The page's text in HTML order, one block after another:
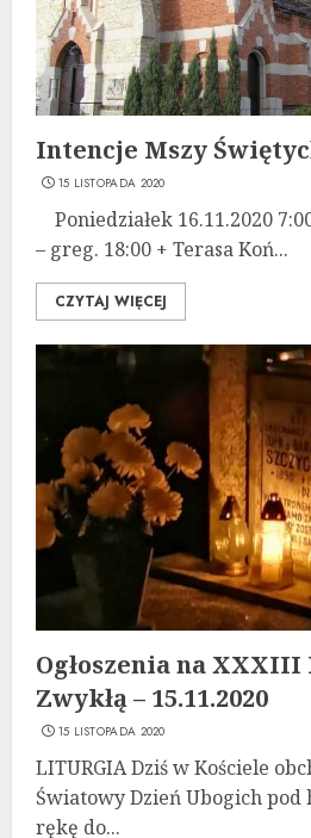
Intencje Mszy
15 LISTOPADA 2020
Poniedziałek 16.11.2020
– greg. 18:00 + Terasa Koń...
CZYTAJ WIĘCEJ
Ogłoszenia na
Zwykłą – 15.11.2020
15 LISTOPADA 2020
LITURGIA Dziś w Kościele
Światowy Dzień Ubogich pod
rękę do...